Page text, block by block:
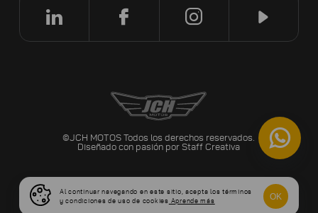
Al continuar navegando en este sitio, acepta los términos
y condiciones de uso de cookies Aprende más OK
©JCH MOTOS Todos los derechos reservados.
Diseñado con pasión por Staff Creativa